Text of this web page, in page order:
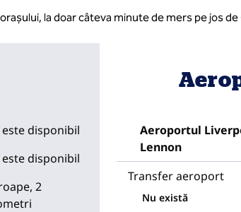
la doar câteva minute de mers pe jos
este disponibil
este disponibil
2
Aeroportul
Lennon
Transfer aeroport
Nu există